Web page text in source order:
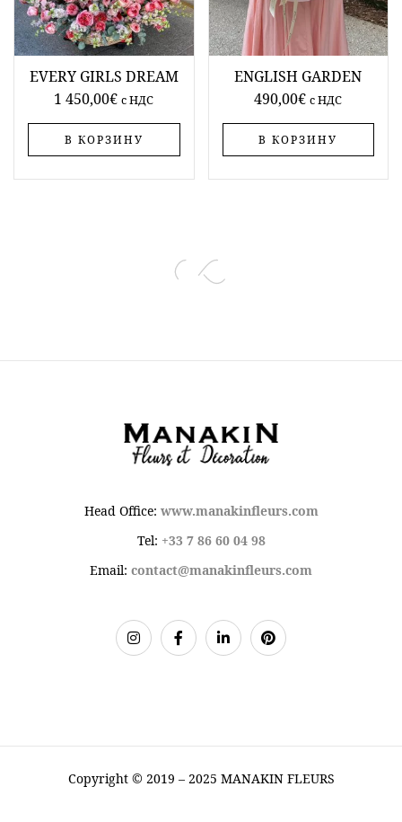
EVERY GIRLS DREAM
1 450,00€ c НДС
В КОРЗИНУ
ENGLISH GARDEN
490,00€ c НДС
В КОРЗИНУ
Head Office: www.manakinfleurs.com
Tel: +33 7 86 60 04 98
Email: contact@manakinfleurs.com
Copyright © 2019 – 2025 MANAKIN FLEURS